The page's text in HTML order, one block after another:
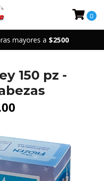
mayores a $2500
0
150 pz -